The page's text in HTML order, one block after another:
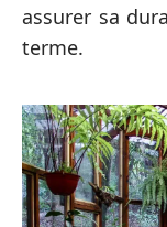
assurer sa
terme.